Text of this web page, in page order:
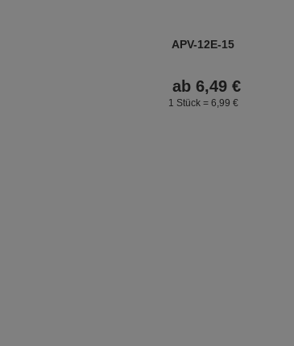
APV-12E-15
ab 6,49 €
1 Stück = 6, 99 €